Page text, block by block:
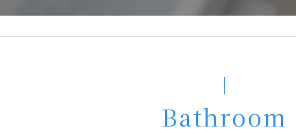
Bathroom